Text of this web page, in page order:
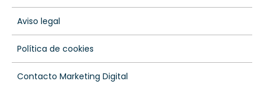
Aviso legal
Política de cookies
Contacto Marketing Digital